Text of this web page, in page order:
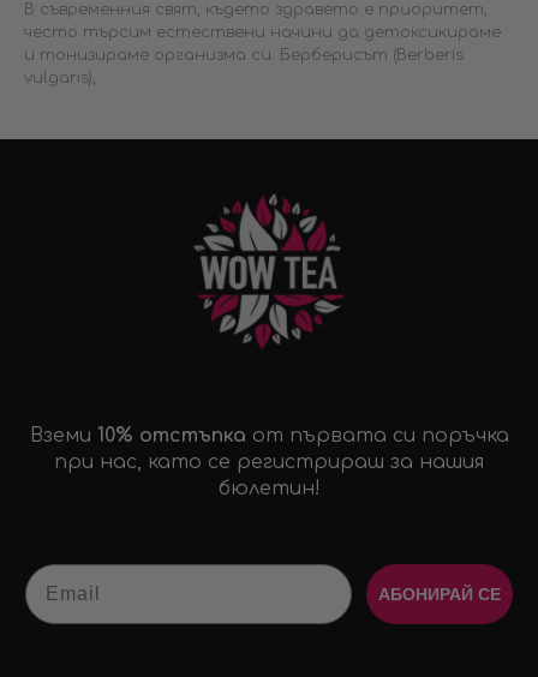
В съвременния свят, където здравето е приоритет,
често търсим естествени начини да детоксикираме
и тонизираме организма си. Берберисът (Berberis
vulgaris),
Вземи 10% отстъпка от първата си поръчка
при нас, като се регистрираш за нашия
бюлетин!
Email
АБОНИРАЙ СЕ